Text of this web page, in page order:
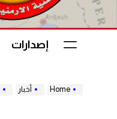
إصدارات
Home أخبار